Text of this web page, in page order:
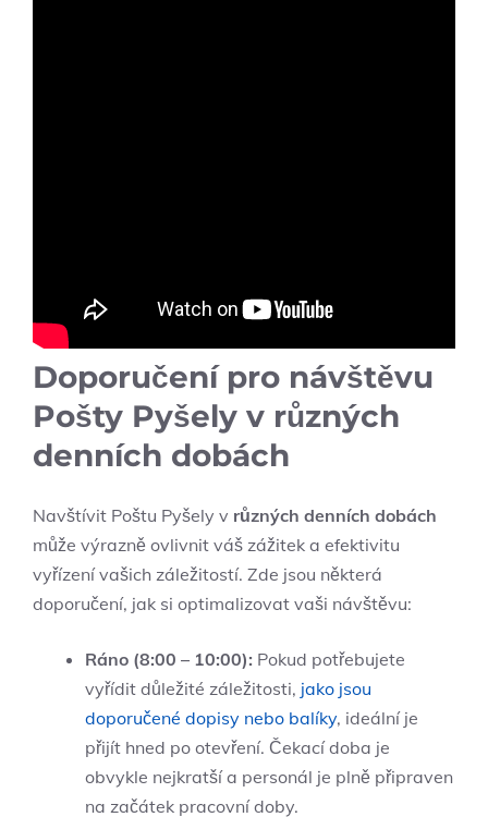
Doporučení pro návštěvu
Pošty Pyšely v různých
denních dobách
Navštívit Poštu Pyšely v různých denních dobách
může výrazně ovlivnit váš zážitek a efektivitu
vyřízení vašich záležitostí. Zde jsou některá
doporučení, jak si optimalizovat vaši návštěvu:
Ráno (8:00 – 10:00): Pokud potřebujete
vyřídit důležité záležitosti, jako jsou
doporučené dopisy nebo balíky, ideální je
přijít hned po otevření. Čekací doba je
obvykle nejkratší a personál je plně připraven
na začátek pracovní doby.